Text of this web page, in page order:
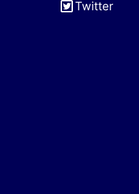
Twitter